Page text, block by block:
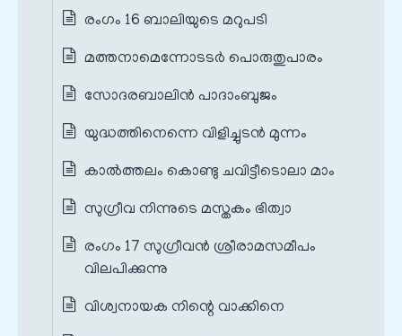
രംഗം 16 ബാലിയുടെ മറുപടി
മത്തനാമെന്നോടടര്‍ പൊരുതുപാരം
സോദരബാലിന്‍ പാദാംബുജം
യുദ്ധത്തിനെന്നെ വിളിച്ചുടന്‍ മുന്നം
കാല്‍ത്തലം കൊണ്ടു ചവിട്ടീടൊലാ മാം
സുഗ്രീവ നിന്നുടെ മസ്തകം ഭിത്വാ
രംഗം 17 സുഗ്രീവൻ ശ്രീരാമസമീപം
വിലപിക്കുന്നു
വിശ്വനായക നിന്റെ വാക്കിനെ